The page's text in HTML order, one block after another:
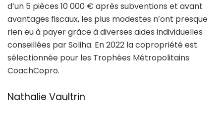
d’un 5 pièces 10 000 € après subventions et avant
avantages fiscaux, les plus modestes n’ont presque
rien eu à payer grâce à diverses aides individuelles
conseillées par Soliha. En 2022 la copropriété est
sélectionnée pour les Trophées Métropolitains
CoachCopro.
Nathalie Vaultrin